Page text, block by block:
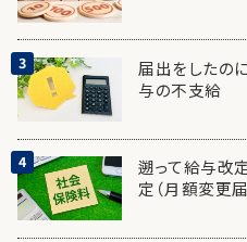
届出をしたの
与の不支給
遡って給与改
定（月額変更届